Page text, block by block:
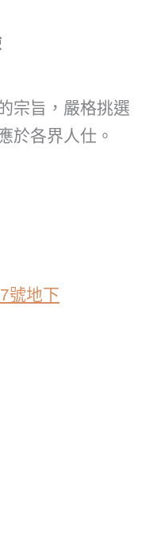
宗旨，嚴格挑選
於各界人仕。
號地下